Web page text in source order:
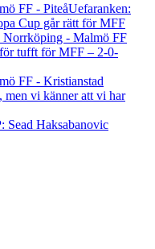
Uefaranken:
Cup går rätt för MFF
tufft för MFF – 2-0-
men vi känner att vi har
Sead Haksabanovic